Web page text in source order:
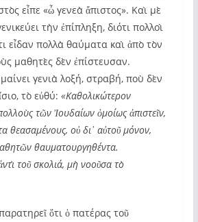
εἶπε «ὦ γενεὰ ἄπιστος». Καὶ μὲ
τὴν ἐπίπληξη, διότι πολλοὶ
εἶδαν πολλὰ θαύματα καὶ ἀπὸ τὸν
μαθητὲς δὲν ἐπίστευσαν.
γενιὰ λοξή, στραβή, ποὺ δὲν
τὸ εὐθύ: «Καθολικώτερον
τῶν Ἰουδαίων ὁμοίως ἀπιστεῖν,
θεασαμένους, οὐ δι᾽ αὐτοῦ μόνον,
θαυματουργηθέντα.
τοῦ σκολιά, μὴ νοοῦσα τὸ
ὅτι ὁ πατέρας τοῦ